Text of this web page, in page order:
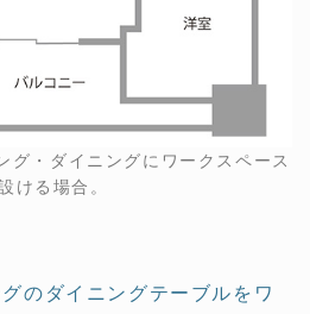
グ・ダイニングにワークスペース
ける場合。
のダイニングテーブルをワ